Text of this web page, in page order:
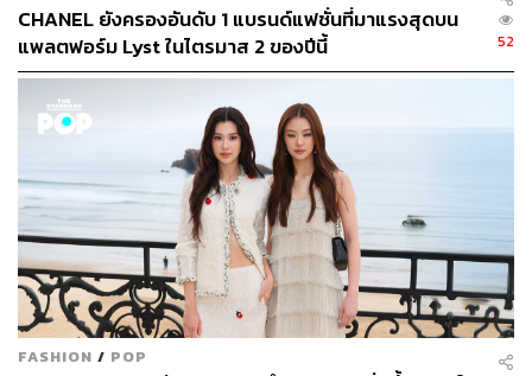
CHANEL ยังครองอันดับ 1 แบรนด์แฟชั่นที่มาแรงสุดบน
แพลตฟอร์ม Lyst ในไตรมาส 2 ของปีนี้
52
FASHION / POP